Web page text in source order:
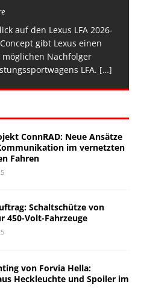
auf den Lexus LFA 2026-
gibt Lexus einen
Nachfolger
LFA. […]
ConnRAD: Neue Ansätze
im vernetzten
Fahren
Schaltschütze von
450-Volt-Fahrzeuge
von Forvia Hella:
Heckleuchte und Spoiler im